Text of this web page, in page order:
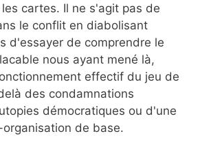
cartes. Il ne s'agit pas de
le conflit en diabolisant
d'essayer de comprendre le
nous ayant mené là,
effectif du jeu de
des condamnations
démocratiques ou d'une
de base.